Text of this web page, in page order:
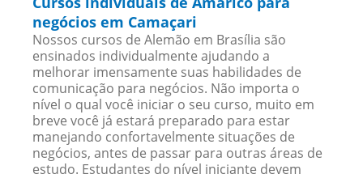
negócios em Camaçari
Nossos cursos de Alemão em Brasília são
ensinados individualmente ajudando a
melhorar imensamente suas habilidades de
comunicação para negócios. Não importa o
nível o qual você iniciar o seu curso, muito em
breve você já estará preparado para estar
manejando confortavelmente situações de
negócios, antes de passar para outras áreas de
estudo. Estudantes do nível iniciante devem